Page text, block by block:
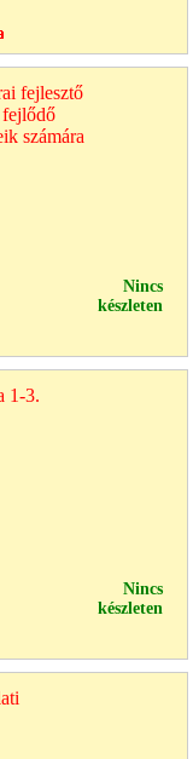
fejlesztő
fejlődő
számára
Nincs
készleten
1-3.
Nincs
készleten